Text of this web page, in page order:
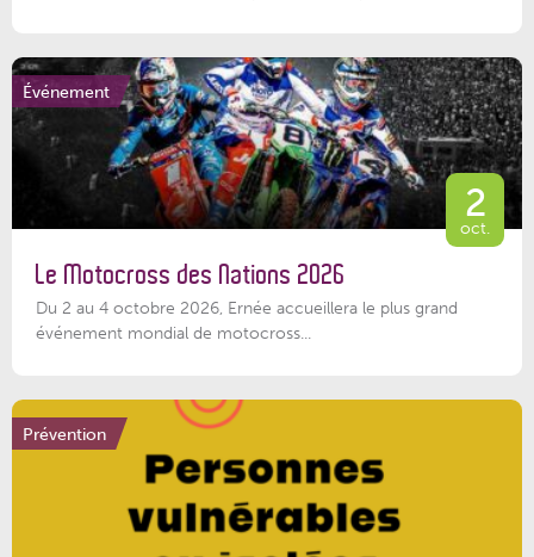
Événement
2
oct.
Le Motocross des Nations 2026
Du 2 au 4 octobre 2026, Ernée accueillera le plus grand
événement mondial de motocross...
Prévention